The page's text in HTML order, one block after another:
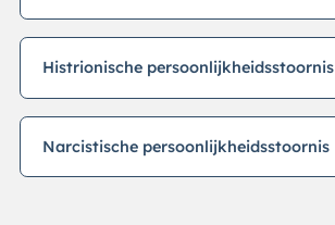
Histrionische persoonlijkheidsstoornis
Narcistische persoonlijkheidsstoornis